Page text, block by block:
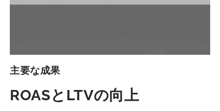
主要な成果
ROASとLTVの向上